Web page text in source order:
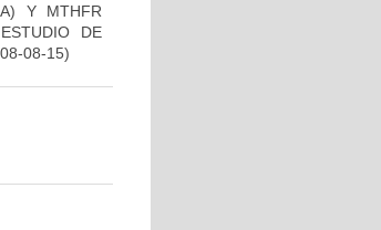
Y MTHFR
DE
08-15)